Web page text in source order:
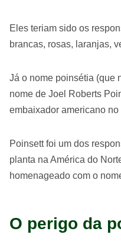
Eles teriam sido os
brancas, rosas, laranjas,
Já o nome poinsétia (que
nome de Joel Roberts
embaixador americano no
Poinsett foi um dos
planta na América do
homenageado com o
O perigo da